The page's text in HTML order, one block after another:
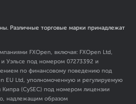
Различные торговые марки принадлежат
FXOpen, включая: FXOpen Ltd,
Уэльсе под номером 07273392 и
по финансовому поведению под
EU Ltd, уполномоченную и регулируемую
(CySEC) под номером лицензии
надлежащим образом